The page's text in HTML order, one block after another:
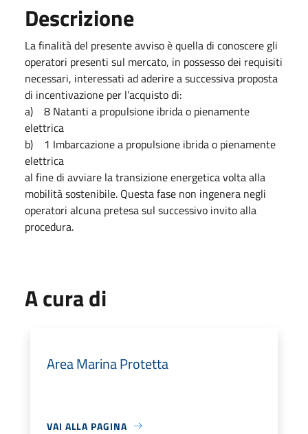
Descrizione
La finalità del presente avviso è quella di conoscere gli
operatori presenti sul mercato, in possesso dei requisiti
necessari, interessati ad aderire a successiva proposta
di incentivazione per l’acquisto di:
a) 8 Natanti a propulsione ibrida o pienamente
elettrica
b) 1 Imbarcazione a propulsione ibrida o pienamente
elettrica
al fine di avviare la transizione energetica volta alla
mobilità sostenibile. Questa fase non ingenera negli
operatori alcuna pretesa sul successivo invito alla
procedura.
A cura di
Area Marina Protetta
VAI ALLA PAGINA